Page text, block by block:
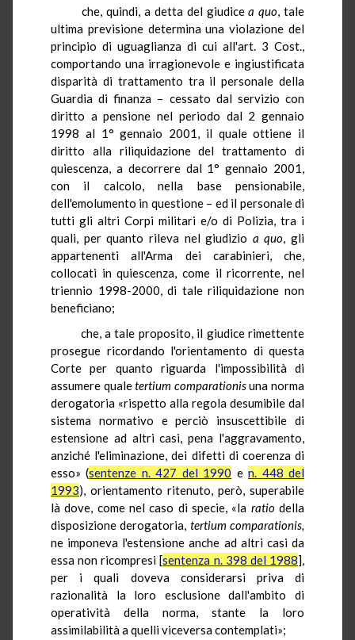
che, quindi, a detta del giudicea quo, tale
ultima previsione determina una violazione del
principio di uguaglianza di cui all'art. 3 Cost.,
comportando una irragionevole e ingiustificata
disparità di trattamento tra il personale della
Guardia di finanza – cessato dal servizio con
diritto a pensione nel periodo dal 2 gennaio
1998 al 1° gennaio 2001, il quale ottiene il
diritto alla riliquidazione del trattamento di
quiescenza, a decorrere dal 1° gennaio 2001,
con il calcolo, nella base pensionabile,
dell'emolumento in questione – ed il personale di
tutti gli altri Corpi militari e/o di Polizia, tra i
quali, per quanto rileva nel giudizio a quo, gli
appartenenti all'Arma dei carabinieri, che,
collocati in quiescenza, come il ricorrente, nel
triennio 1998-2000, di tale riliquidazione non
beneficiano;
che, a tale proposito, il giudice rimettente
prosegue ricordando l'orientamento di questa
Corte per quanto riguarda l'impossibilità di
assumere qualetertium comparationisuna norma
derogatoria «rispetto alla regola desumibile dal
sistema normativo e perciò insuscettibile di
estensione ad altri casi, pena l'aggravamento,
anziché l'eliminazione, dei difetti di coerenza di
esso» (sentenze n. 427 del 1990 en. 448 del
1993), orientamento ritenuto, però, superabile
là dove, come nel caso di specie, «la ratio della
disposizione derogatoria, tertium comparationis,
ne imponeva l'estensione anche ad altri casi da
essa non ricompresi [sentenza n. 398 del 1988],
per i quali doveva considerarsi priva di
razionalità la loro esclusione dall'ambito di
operatività della norma, stante la loro
assimilabilità a quelli viceversa contemplati»;